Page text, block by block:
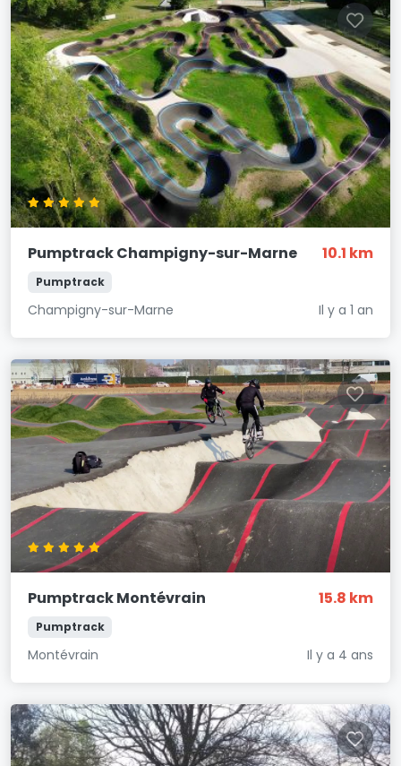
Pumptrack Champigny-sur-Marne 10.1 km
Pumptrack
Champigny-sur-Marne Il y a 1 an
Pumptrack Montévrain 15.8 km
Pumptrack
Montévrain Il y a 4 ans